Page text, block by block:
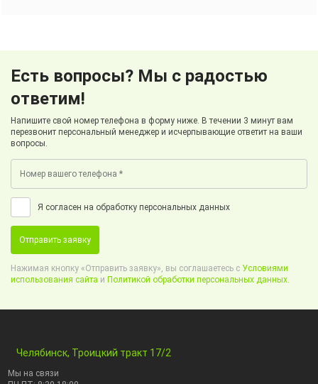
Есть вопросы? Мы с радостью
ответим!
Напишите свой номер телефона в форму ниже. В течении 3 минут вам
перезвонит персональный менеджер и исчерпывающие ответит на ваши
вопросы.
Я согласен на обработку персональных данных
Отправить заявку
Нажимая кнопку «Отправить заявку», вы соглашаетесь с Условиями
использования сайта и Политикой обработки персональных данных.
Челябинск, Троицкий тракт 17/2
Мы на связи